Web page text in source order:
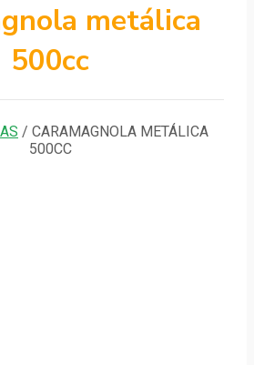
metálica
500cc
/ CARAMAGNOLA METÁLICA
500CC